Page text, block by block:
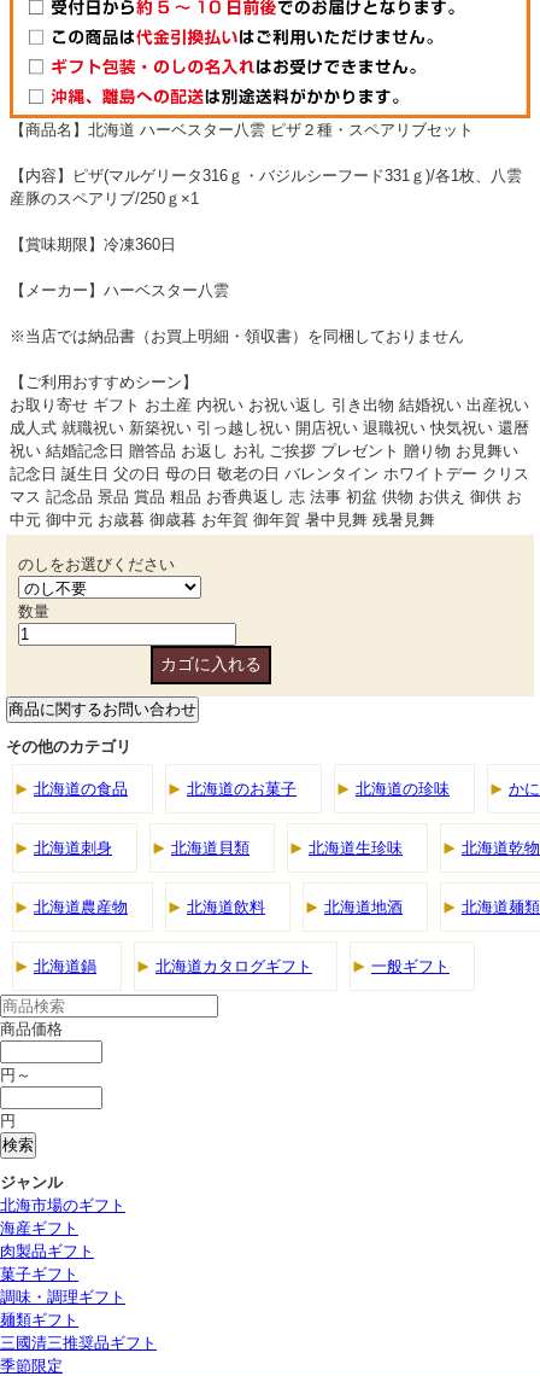
【商品名】北海道 ハーベスター八雲 ピザ２種・スペアリブセット
【内容】ピザ(マルゲリータ316ｇ・バジルシーフード331ｇ)/各1枚、八雲
産豚のスペアリブ/250ｇ×1
【賞味期限】冷凍360日
【メーカー】ハーベスター八雲
※当店では納品書（お買上明細・領収書）を同梱しておりません
【ご利用おすすめシーン】
お取り寄せ ギフト お土産 内祝い お祝い返し 引き出物 結婚祝い 出産祝い
成人式 就職祝い 新築祝い 引っ越し祝い 開店祝い 退職祝い 快気祝い 還暦
祝い 結婚記念日 贈答品 お返し お礼 ご挨拶 プレゼント 贈り物 お見舞い
記念日 誕生日 父の日 母の日 敬老の日 バレンタイン ホワイトデー クリス
マス 記念品 景品 賞品 粗品 お香典返し 志 法事 初盆 供物 お供え 御供 お
中元 御中元 お歳暮 御歳暮 お年賀 御年賀 暑中見舞 残暑見舞
のしをお選びください
数量
その他のカテゴリ
北海道の食品 北海道のお菓子 北海道の珍味 かに
北海道刺身 北海道貝類 北海道生珍味 北海道乾物
北海道農産物 北海道飲料 北海道地酒 北海道麺類
北海道鍋 北海道カタログギフト 一般ギフト
商品価格
円～
円
ジャンル
北海市場のギフト
海産ギフト
肉製品ギフト
菓子ギフト
調味・調理ギフト
麺類ギフト
三國清三推奨品ギフト
季節限定